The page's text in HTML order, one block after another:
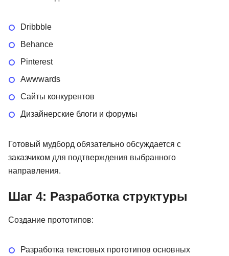
Dribbble
Behance
Pinterest
Awwwards
Сайты конкурентов
Дизайнерские блоги и форумы
Готовый мудборд обязательно обсуждается с
заказчиком для подтверждения выбранного
направления.
Шаг 4: Разработка структуры
Создание прототипов:
Разработка текстовых прототипов основных